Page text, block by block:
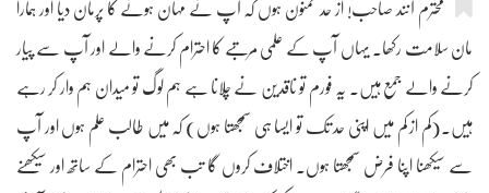
محترم آنند صاحب! از حد ممنون ہوں کہ آپ نے مہان ہونے کا پرمان دیا اور ہمارا
مان سلامت رکھا۔ یہاں آپ کے علمی مرتبے کا احترام کرنے والے اور آپ سے پیار
کرنے والے جمع ہیں۔ یہ فورم تو ناقدین نے چلانا ہے ہم لوگ تو میدان ہم وار کر رہے
ہیں۔(کم از کم میں اپنی حد تک تو ایسا ہی سمجھتا ہوں) کہ میں طالب علم ہوں اور آپ
سے سیکھنا اپنا فرض سمجھتا ہوں۔ اختلاف کروں گا تب بھی احترام کے ساتھ اور سیکھنے